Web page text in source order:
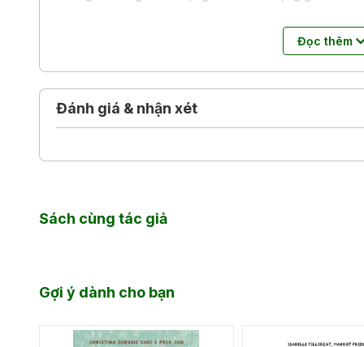
thiết thực và những câu trả lời khoa học nhưng
đoạn vàng là từ khi trẻ sinh ra đến khi trẻ được 3
chuẩn bị cho con những “người bạn tí hon” phù hợp
Đọc thêm
Đánh giá & nhận xét
Sách cùng tác giả
Gợi ý dành cho bạn